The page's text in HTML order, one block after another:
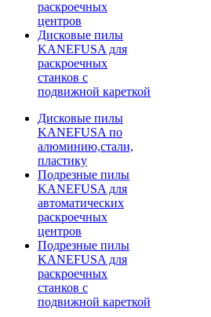
раскроечных
центров
Дисковые пилы
KANEFUSA для
раскроечных
станков с
подвижной кареткой
Дисковые пилы
KANEFUSA по
алюминию,стали,
пластику
Подрезные пилы
KANEFUSA для
автоматических
раскроечных
центров
Подрезные пилы
KANEFUSA для
раскроечных
станков с
подвижной кареткой